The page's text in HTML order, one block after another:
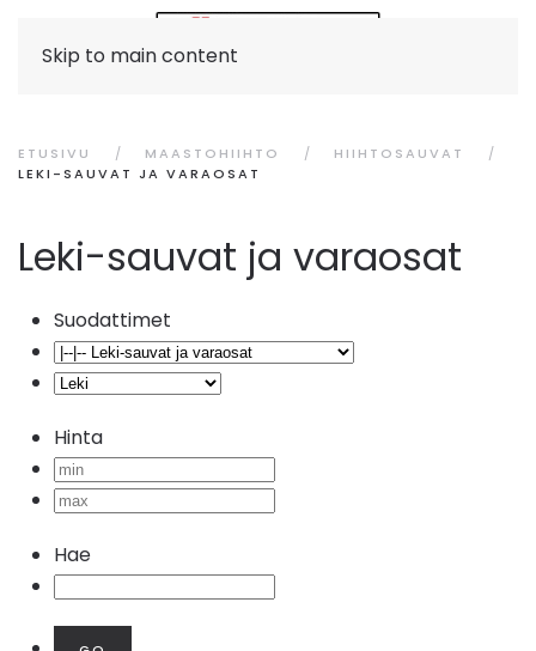
Skip to main content
ETUSIVU MAASTOHIIHTO
HIIHTOSAUVAT
LEKI-SAUVAT JA VARAOSAT
Leki-sauvat ja varaosat
Suodattimet
Hinta
Hae